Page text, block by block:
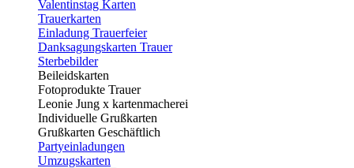
Valentinstag Karten
Trauerkarten
Einladung Trauerfeier
Danksagungskarten Trauer
Sterbebilder
Beileidskarten
Fotoprodukte Trauer
Leonie Jung x kartenmacherei
Individuelle Grußkarten
Grußkarten Geschäftlich
Partyeinladungen
Umzugskarten